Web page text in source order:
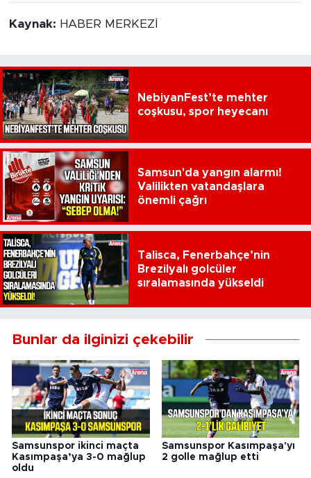
Kaynak: HABER MERKEZİ
NebiyanFest’te mehter
coşkusu, spor heyecanı
Samsun'da yangın alarmı!
Valilikten vatandaşlara
önemli çağrı
Talisca, Fenerbahçe’nin
Brezilyalı golcüler
sıralamasında yükseldi
Bunlar da ilginizi çekebilir
Samsunspor ikinci maçta
Kasımpaşa’ya 3-0 mağlup
oldu
Samsunspor Kasımpaşa'yı
2 golle mağlup etti